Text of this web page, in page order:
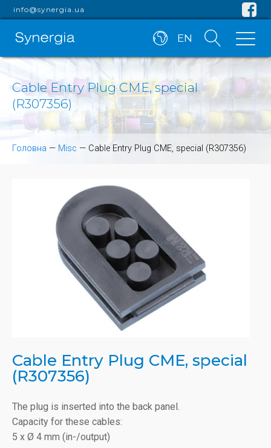
info@synergia.ua
EN
Cable Entry Plug CME, special
(R307356)
Головна — Misc — Cable Entry Plug CME, special (R307356)
Cable Entry Plug CME, special
(R307356)
The plug is inserted into the back panel.
Capacity for these cables:
5 x Ø 4 mm (in-/output)